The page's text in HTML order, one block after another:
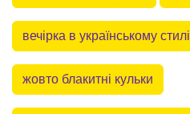
вечірка в українському стилі
жовто блакитні кульки